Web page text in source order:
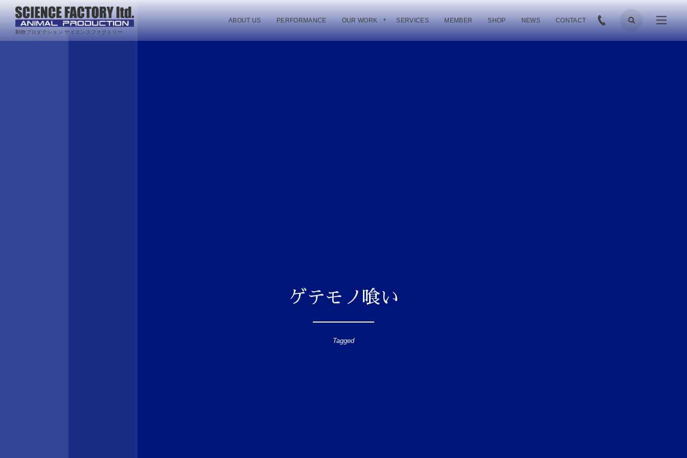
動物プロダクション サイエンスファクトリー
ABOUT US PERFORMANCE OUR WORK SERVICES MEMBER SHOP NEWS CONTACT
ゲテモノ喰い
Tagged